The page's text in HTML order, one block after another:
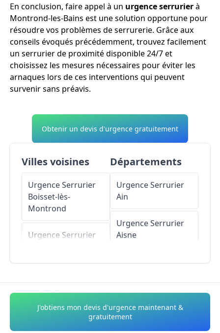
En conclusion, faire appel à un urgence serrurierà
Montrond-les-Bains est une solution opportune pour
résoudre vos problèmes de serrurerie. Grâce aux
conseils évoqués précédemment, trouvez facilement
un serrurier de proximité disponible 24/7 et
choisissez les mesures nécessaires pour éviter les
arnaques lors de ces interventions qui peuvent
survenir sans préavis.
Obtenir un devis d'urgence gratuitement
Villes voisines
Urgence Serrurier
Boisset-lès-
Montrond
Urgence Serrurier
Saint-André-le-Puy
Urgence Serrurier
Départements
Urgence Serrurier
Ain
Urgence Serrurier
Aisne
Urgence Serrurier
Alpes-de-Haute-
J'obtiens mon devis d'urgence maintenant &
gratuitement